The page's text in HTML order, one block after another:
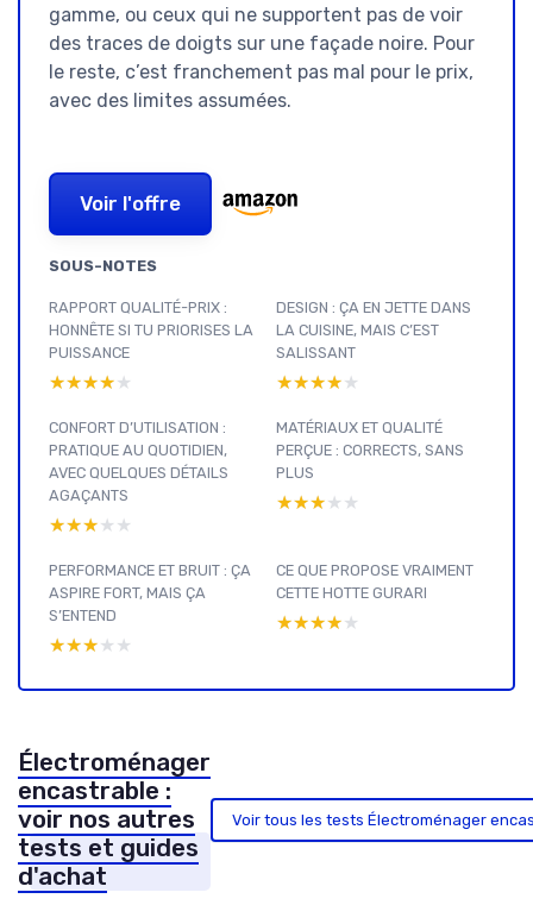
gamme, ou ceux qui ne supportent pas de voir
des traces de doigts sur une façade noire. Pour
le reste, c’est franchement pas mal pour le prix,
avec des limites assumées.
Voir l'offre
SOUS-NOTES
RAPPORT QUALITÉ-PRIX :
HONNÊTE SI TU PRIORISES LA
PUISSANCE
★★★★★
★★★★★
DESIGN : ÇA EN JETTE DANS
LA CUISINE, MAIS C’EST
SALISSANT
★★★★★
★★★★★
CONFORT D’UTILISATION :
PRATIQUE AU QUOTIDIEN,
AVEC QUELQUES DÉTAILS
AGAÇANTS
★★★★★
★★★★★
MATÉRIAUX ET QUALITÉ
PERÇUE : CORRECTS, SANS
PLUS
★★★★★
★★★★★
PERFORMANCE ET BRUIT : ÇA
ASPIRE FORT, MAIS ÇA
S’ENTEND
★★★★★
★★★★★
CE QUE PROPOSE VRAIMENT
CETTE HOTTE GURARI
★★★★★
★★★★★
Électroménager
encastrable :
voir nos autres
tests et guides
d'achat
Voir tous les tests Électroménager